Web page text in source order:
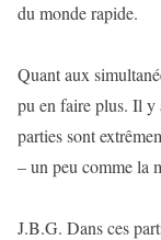
du monde rapide.
Quant aux
pu en faire plus. Il y
parties sont
– un peu comme la
J.B.G. Dans ces